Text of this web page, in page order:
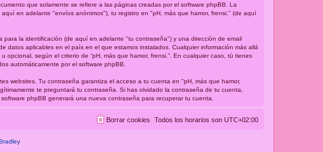
que solamente se refiere a las páginas creadas por el software phpBB. La
en adelante "envíos anónimos"), tu registro en "pH, más que hamor, frensi." (de aquí
la identificación (de aquí en adelante "tu contraseña") y una dirección de email
aplicables en el país en el que estamos instalados. Cualquier información más allá
según el criterio de “pH, más que hamor, frensi.”. En cualquier caso, tú tienes
automáticamente por el software phpBB.
websites. Tu contraseña garantiza el acceso a tu cuenta en "pH, más que hamor,
te preguntará tu contraseña. Si has olvidado la contraseña de tu cuenta,
phpBB generará una nueva contraseña para recuperar tu cuenta.
Todos los horarios son UTC+02:00
Borrar cookies